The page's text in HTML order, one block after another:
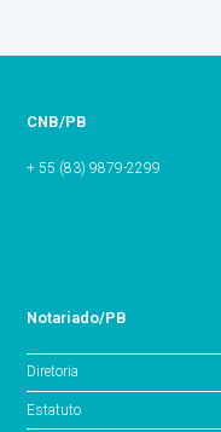
CNB/PB
+ 55 (83) 9879-2299
Notariado/PB
Diretoria
Estatuto